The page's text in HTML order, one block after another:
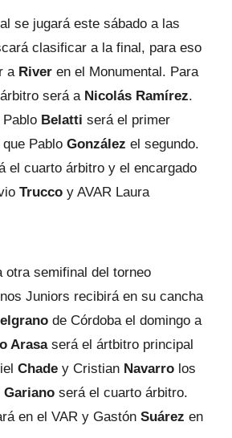
se jugará este sábado a las
clasificar a la final, para eso
a River en el Monumental. Para
será a Nicolás Ramírez.
Belatti será el primer
Pablo González el segundo.
el cuarto árbitro y el encargado
Trucco y AVAR Laura
otra semifinal del torneo
Juniors recibirá en su cancha
de Córdoba el domingo a
Arasa será el ártbitro principal
Chade y Cristian Navarro los
Gariano será el cuarto árbitro.
en el VAR y Gastón Suárez en